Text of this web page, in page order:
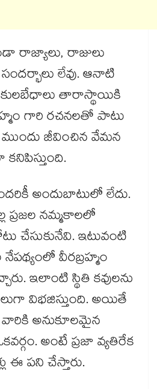
రాజ్యాలు, రాజులు
లేవు. ఆనాటి
తారాస్థాయికి
గారి రచనలతో పాటు
జీవించిన వేమన
కనిపిస్తుంది.
అందుబాటులో లేదు.
ప్రజల నమ్మకాలలో
చేసుకునేవి. ఇటువంటి
వీరబ్రహ్మం
ఇలాంటి స్థితి కవులను
విభజిస్తుంది. అయితే
అనుకూలమైన
అంటే ప్రజా వ్యతిరేక
ఈ పని చేస్తారు.